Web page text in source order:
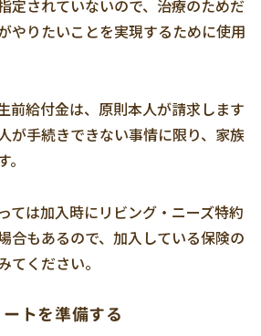
定されていないので、治療のためだ
やりたいことを実現するために使用
前給付金は、原則本人が請求します
が手続きできない事情に限り、家族
ては加入時にリビング・ニーズ特約
合もあるので、加入している保険の
てください。
トを準備する